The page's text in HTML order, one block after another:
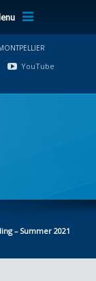
YouTube
– Summer 2021